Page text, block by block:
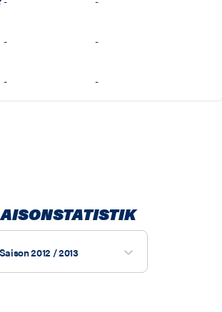
- -
- -
Saison 2012 / 2013